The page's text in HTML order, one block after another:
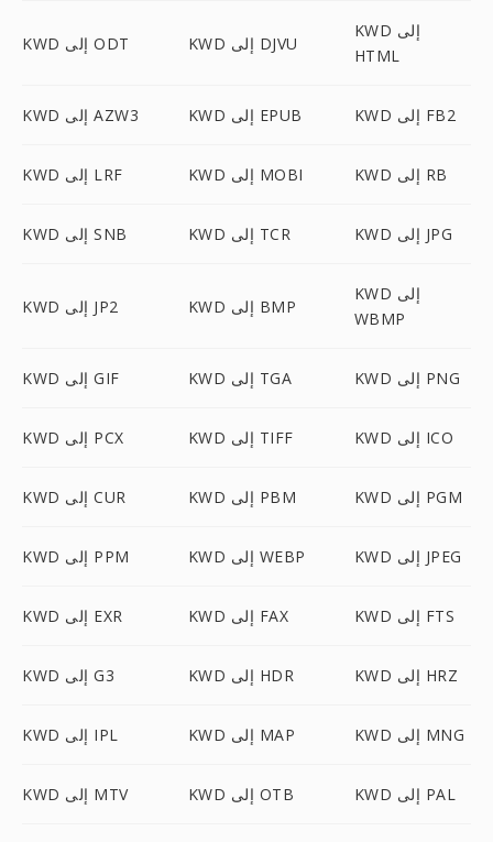
KWD إلى ODT KWD إلى DJVU
KWD إلى
HTML
KWD إلى AZW3 KWD إلى EPUB KWD إلى FB2
KWD إلى LRF KWD إلى MOBI KWD إلى RB
KWD إلى SNB KWD إلى TCR KWD إلى JPG
KWD إلى JP2 KWD إلى BMP
KWD إلى
WBMP
KWD إلى GIF KWD إلى TGA KWD إلى PNG
KWD إلى PCX KWD إلى TIFF KWD إلى ICO
KWD إلى CUR KWD إلى PBM KWD إلى PGM
KWD إلى PPM KWD إلى WEBP KWD إلى JPEG
KWD إلى EXR KWD إلى FAX KWD إلى FTS
KWD إلى G3 KWD إلى HDR KWD إلى HRZ
KWD إلى IPL KWD إلى MAP KWD إلى MNG
KWD إلى MTV KWD إلى OTB KWD إلى PAL